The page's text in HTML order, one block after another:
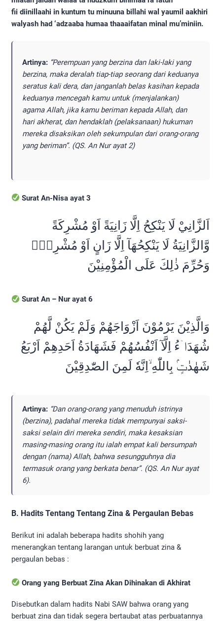
fii diinillaahi in kuntum tu minuuna billahi wal yaumil aakhiri
walyash had ‘adzaaba humaa thaaaifatan minal mu’miniin.
Artinya: “Perempuan yang berzina dan laki-laki yang
berzina, maka deralah tiap-tiap seorang dari keduanya
seratus kali dera, dan janganlah belas kasihan kepada
keduanya mencegah kamu untuk (menjalankan)
agama Allah, jika kamu beriman kepada Allah, dan
hari akherat, dan hendaklah (pelaksanaan) hukuman
mereka disaksikan oleh sekumpulan dari orang-orang
yang beriman”. (QS. An Nur ayat 2)
Surat An-Nisa ayat 3
اَلزَّانِيْ لَا يَنْكِحُ اِلَّا زَانِيَةً اَوْ مُشْرِكَةً
ۖوَّالزَّانِيَةُ لَا يَنْكِحُهَآ اِلَّا زَانٍ اَوْ مُشْرِكٌۚ
وَحُرِّمَ ذٰلِكَ عَلَى الْمُؤْمِنِيْنَ
Surat An – Nur ayat 6
وَالَّذِيْنَ يَرْمُوْنَ اَزْوَاجَهُمْ وَلَمْ يَكُنْ لَّهُمْ
شُهَدَاۤءُ اِلَّآ اَنْفُسُهُمْ فَشَهَادَةُ اَحَدِهِمْ اَرْبَعُ
شَهٰدٰتٍۢ بِاللّٰهِ ۙاِنَّهٗ لَمِنَ الصّٰدِقِيْنَ
Artinya: “Dan orang-orang yang menuduh istrinya
(berzina), padahal mereka tidak mempunyai saksi-
saksi selain diri mereka sendiri, maka kesaksian
masing-masing orang itu ialah empat kali bersumpah
dengan (nama) Allah, bahwa sesungguhnya dia
termasuk orang yang berkata benar”. (QS. An Nur ayat
6).
B. Hadits Tentang Tentang Zina & Pergaulan Bebas
Berikut ini adalah beberapa hadits shohih yang
menerangkan tentang larangan untuk berbuat zina &
pergaulan bebas :
Orang yang Berbuat Zina Akan Dihinakan di Akhirat
Disebutkan dalam hadits Nabi SAW bahwa orang yang
berbuat zina dan tidak segera bertaubat atas perbuatannya